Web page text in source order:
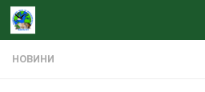
Skip to content
НОВИНИ